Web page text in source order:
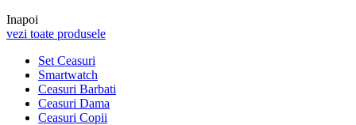
Inapoi
vezi toate produsele
Set Ceasuri
Smartwatch
Ceasuri Barbati
Ceasuri Dama
Ceasuri Copii